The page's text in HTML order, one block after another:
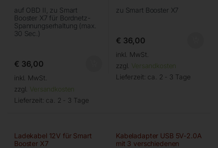
auf OBD II, zu Smart
Booster X7 für Bordnetz-
Spannungserhaltung (max.
30 Sec.)
€ 36,00
inkl. MwSt.
zzgl. Versandkosten
Lieferzeit: ca. 2 - 3 Tage
zu Smart Booster X7
€ 36,00
inkl. MwSt.
zzgl. Versandkosten
Lieferzeit: ca. 2 - 3 Tage
Ladekabel 12V für Smart
Booster X7
Kabeladapter USB 5V-2.0A
mit 3 verschiedenen